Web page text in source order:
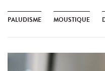
PALUDISME MOUSTIQUE